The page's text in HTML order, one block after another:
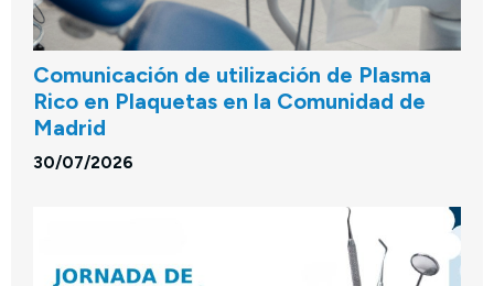
Comunicación de utilización de Plasma
Rico en Plaquetas en la Comunidad de
Madrid
30/07/2026